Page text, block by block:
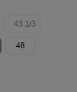
43 1/3
(Diese Option
verfügbar.)
Option ist zurzeit
48